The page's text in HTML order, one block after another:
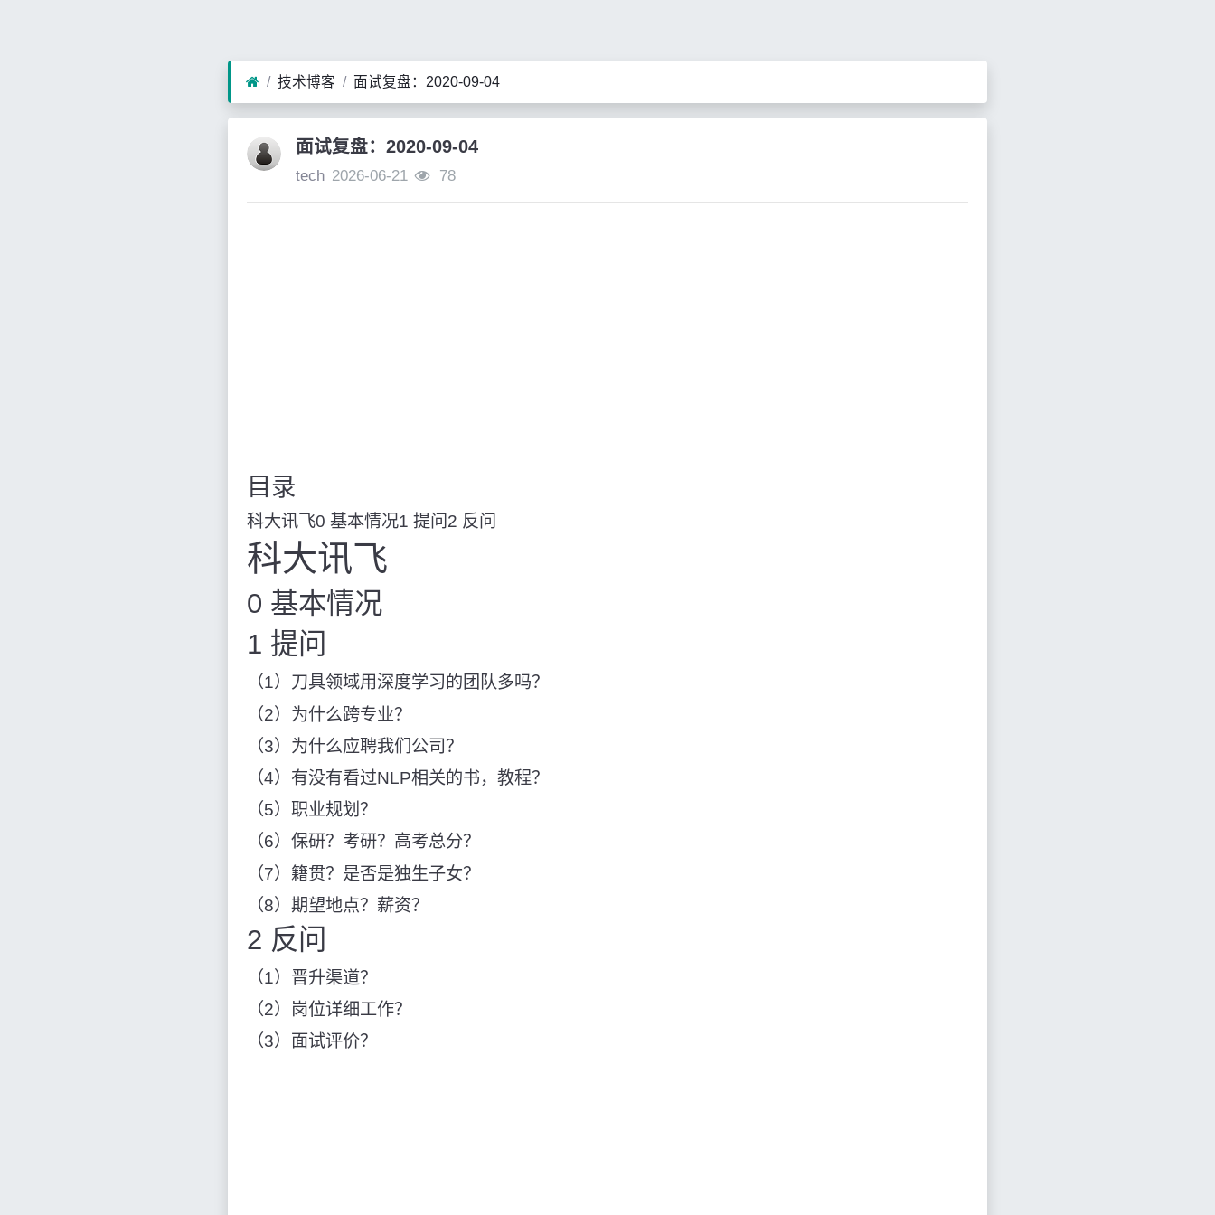
技术博客 面试复盘：2020-09-04
面试复盘：2020-09-04
tech 2026-06-21 78
目录
科大讯飞0 基本情况1 提问2 反问
科大讯飞
0 基本情况
1 提问
（1）刀具领域用深度学习的团队多吗？
（2）为什么跨专业？
（3）为什么应聘我们公司？
（4）有没有看过NLP相关的书，教程？
（5）职业规划？
（6）保研？考研？高考总分？
（7）籍贯？是否是独生子女？
（8）期望地点？薪资？
2 反问
（1）晋升渠道？
（2）岗位详细工作？
（3）面试评价？